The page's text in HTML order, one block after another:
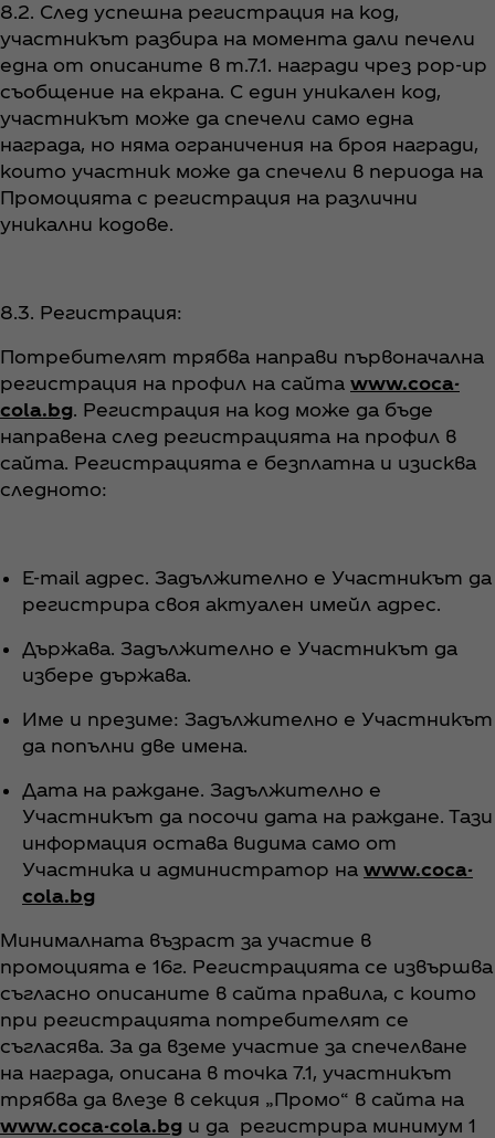
8.2. След успешна регистрация на код,
участникът разбира на момента дали печели
една от описаните в т.7.1. награди чрез pop-up
съобщение на екрана. С един уникален код,
участникът може да спечели само една
награда, но няма ограничения на броя награди,
които участник може да спечели в периода на
Промоцията с регистрация на различни
уникални кодове.
8.3. Регистрация:
Потребителят трябва направи първоначална
регистрация на профил на сайта www.coca-
cola.bg. Регистрация на код може да бъде
направена след регистрацията на профил в
сайта. Регистрацията е безплатна и изисква
следното:
E-mail адрес. Задължително е Участникът да
регистрира своя актуален имейл адрес.
Държава. Задължително е Участникът да
избере държава.
Име и презиме: Задължително е Участникът
да попълни две имена.
Дата на раждане. Задължително е
Участникът да посочи дата на раждане. Тази
информация остава видима само от
Участника и администратор на www.coca-
cola.bg
Минималната възраст за участие в
промоцията е 16г. Регистрацията се извършва
съгласно описаните в сайта правила, с които
при регистрацията потребителят се
съгласява. За да вземе участие за спечелване
на награда, описана в точка 7.1, участникът
трябва да влезе в секция „Промо“ в сайта на
www.coca-cola.bg и да регистрира минимум 1